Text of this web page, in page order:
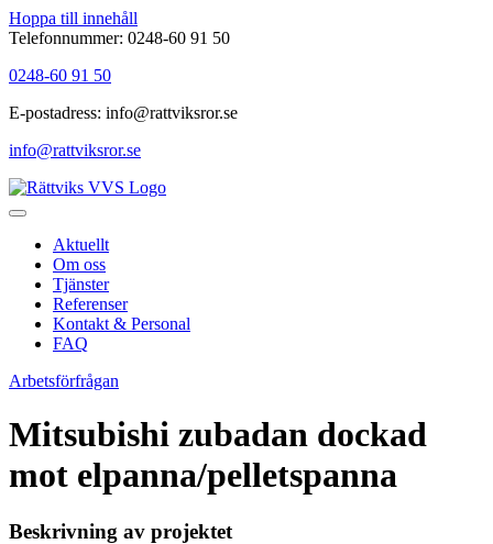
Hoppa till innehåll
Telefonnummer: 0248-60 91 50
0248-60 91 50
E-postadress: info@rattviksror.se
info@rattviksror.se
Aktuellt
Om oss
Tjänster
Referenser
Kontakt & Personal
FAQ
Arbetsförfrågan
Mitsubishi zubadan dockad
mot elpanna/pelletspanna
Beskrivning av projektet